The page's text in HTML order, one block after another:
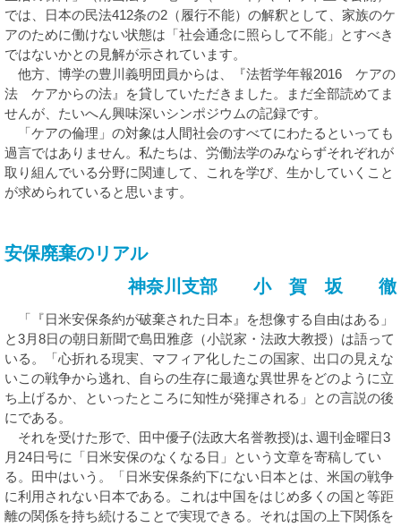
では、日本の民法412条の2（履行不能）の解釈として、家族のケ
アのために働けない状態は「社会通念に照らして不能」とすべき
ではないかとの見解が示されています。
他方、博学の豊川義明団員からは、『法哲学年報2016 ケアの
法 ケアからの法』を貸していただきました。まだ全部読めてま
せんが、たいへん興味深いシンポジウムの記録です。
「ケアの倫理」の対象は人間社会のすべてにわたるといっても
過言ではありません。私たちは、労働法学のみならずそれぞれが
取り組んでいる分野に関連して、これを学び、生かしていくこと
が求められていると思います。
安保廃棄のリアル
神奈川支部 小 賀 坂 徹
「『日米安保条約が破棄された日本』を想像する自由はある」
と3月8日の朝日新聞で島田雅彦（小説家・法政大教授）は語って
いる。「心折れる現実、マフィア化したこの国家、出口の見えな
いこの戦争から逃れ、自らの生存に最適な異世界をどのように立
ち上げるか、といったところに知性が発揮される」との言説の後
にである。
それを受けた形で、田中優子(法政大名誉教授)は､週刊金曜日3
月24日号に「日米安保のなくなる日」という文章を寄稿してい
る。田中はいう。「日米安保条約下にない日本とは、米国の戦争
に利用されない日本である。これは中国をはじめ多くの国と等距
離の関係を持ち続けることで実現できる。それは国の上下関係を